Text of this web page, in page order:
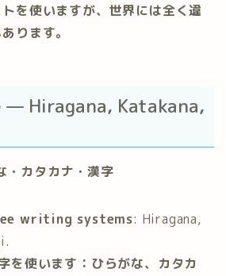
を使いますが、世界には全く違
ります。
— Hiragana, Katakana,
・カタカナ・漢字
writing systems: Hiragana,
を使います：ひらがな、カタカ